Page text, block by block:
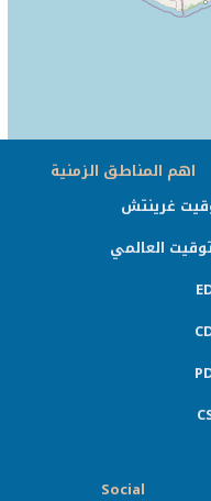
اهم المناطق الزمنية
غرينتش
العالمي
Social